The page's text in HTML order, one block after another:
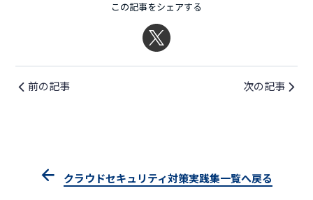
この記事をシェアする
前の記事 次の記事
クラウドセキュリティ対策実践集一覧へ戻る